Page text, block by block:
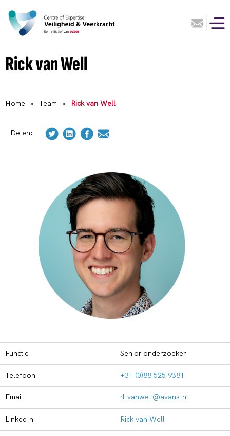
Rick van Well
Home » Team » Rick van Well
Delen:
Functie Senior onderzoeker
Telefoon +31 (0)88 525 9381
Email rl.vanwell@avans.nl
LinkedIn Rick van Well